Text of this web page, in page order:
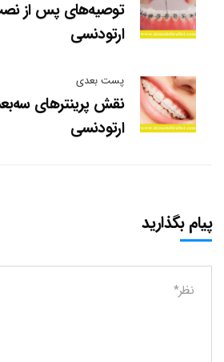
توصیه‌های پس از
ارتودنسی
پست بعدی
نقش پرینترهای
ارتودنسی
پیام بگذارید